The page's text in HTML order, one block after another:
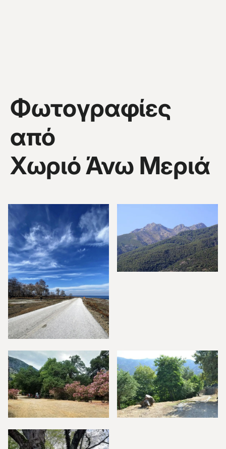
Φωτογραφίες
από
Χωριό Άνω Μεριά